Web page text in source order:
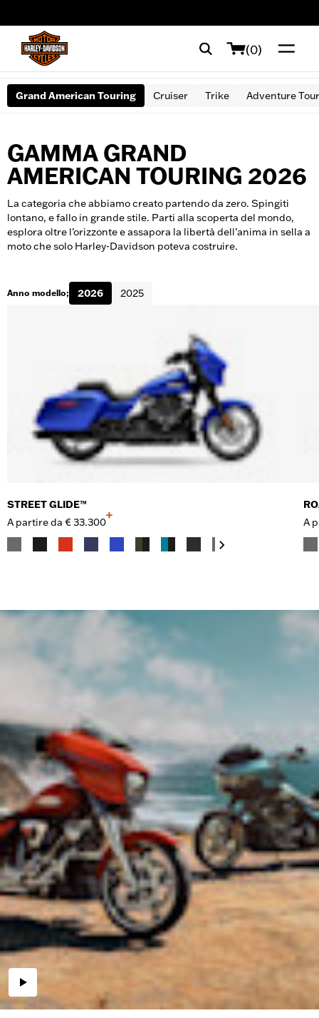
(0)
Grand American Touring Cruiser Trike Adventure
GAMMA GRAND
AMERICAN TOURING 2026
La categoria che abbiamo creato partendo da zero. Spingiti
lontano, e fallo in grande stile. Parti alla scoperta del mondo,
esplora oltre l’orizzonte e assapora la libertà dell’anima in sella a
moto che solo Harley-Davidson poteva costruire.
Anno modello; 2026 2025
STREET GLIDE™
A partire da € 33.300
+
A